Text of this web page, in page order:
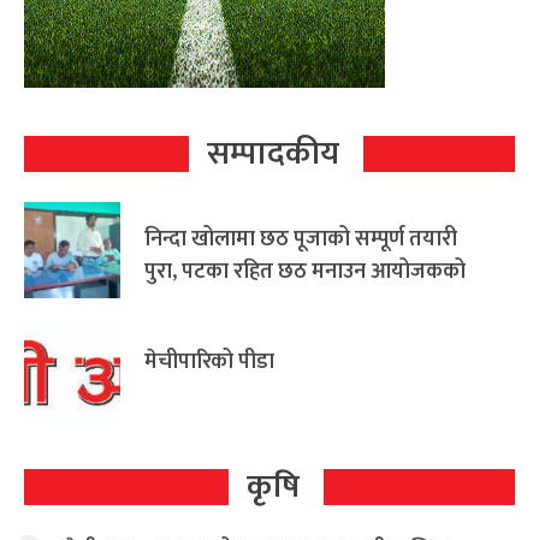
सम्पादकीय
निन्दा खोलामा छठ पूजाको सम्पूर्ण तयारी
पुरा, पटका रहित छठ मनाउन आयोजकको
मेचीपारिको पीडा
कृषि